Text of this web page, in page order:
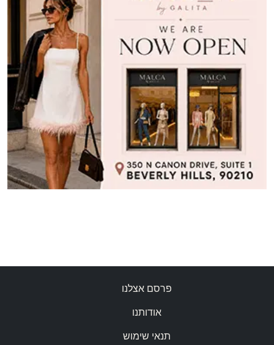
פרסם אצלנו
אודותנו
תנאי שימוש